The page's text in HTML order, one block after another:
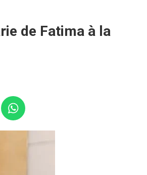
de Fatima à la